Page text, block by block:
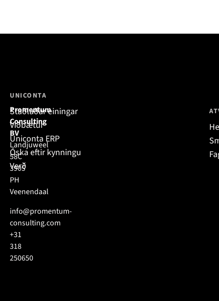
Promentum
Consulting
BV
Landjuweel
58C
3905
PH
Veenendaal
info@promentum-
consulting.com
+31
318
250650
UNICONTA
Staðlaðar einingar
Viðbætur
Uniconta ERP
Óska eftir kynningu
Verð